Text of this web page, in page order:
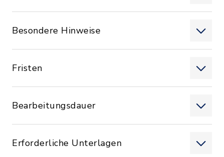
Besondere Hinweise
Fristen
Bearbeitungsdauer
Erforderliche Unterlagen